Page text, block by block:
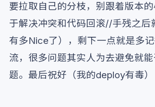
要拉取自己的分枝，别跟着版本的
于解决冲突和代码回滚//手残之后
有多Nice了），剩下一点就是多
流，很多问题其实人为去避免就
题。最后祝好（我的deploy有毒）